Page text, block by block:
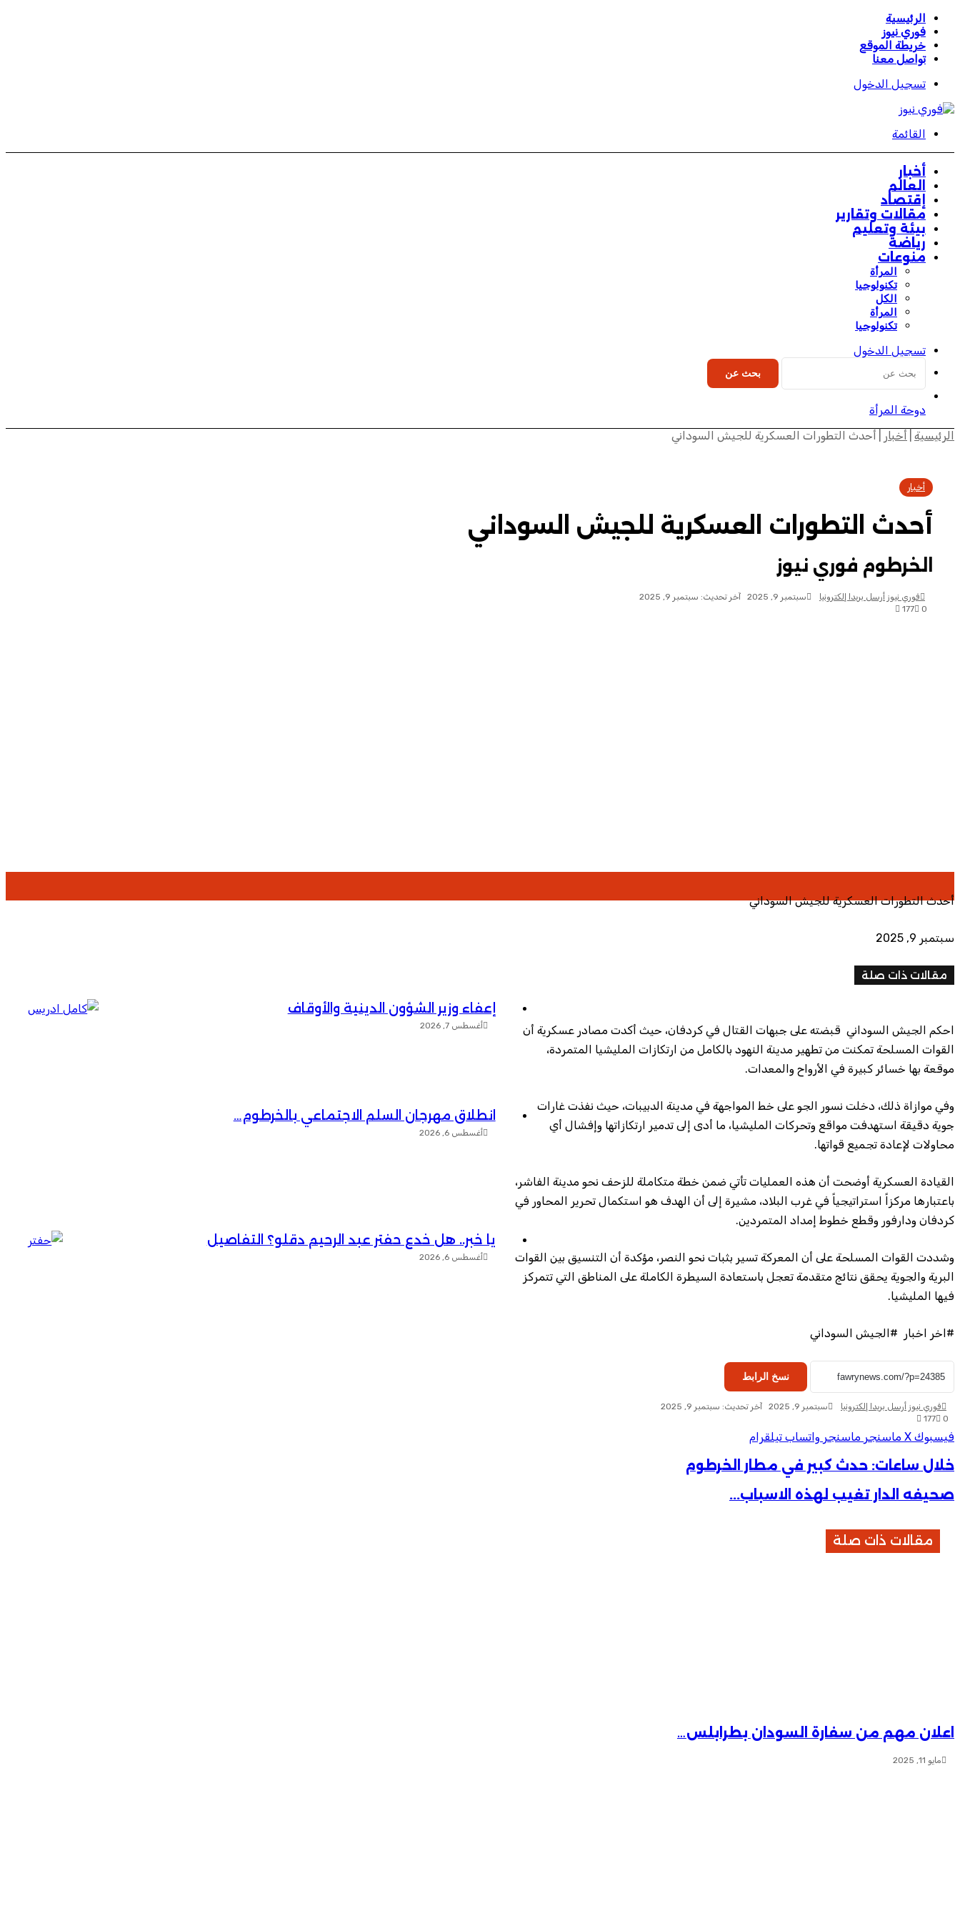
الرئيسية
فوري نيوز
خريطة الموقع
تواصل معنا
تسجيل الدخول
القائمة
أخبار
العالم
إقتصاد
مقالات وتقارير
بيئة وتعليم
رياضة
منوعات
المرأة
تكنولوجيا
الكل
المرأة
تكنولوجيا
تسجيل الدخول
بحث عن
دوحة المرأة
الرئيسية أخبار أحدث التطورات العسكرية للجيش السوداني
أخبار
أحدث التطورات العسكرية للجيش السوداني
الخرطوم فوري نيوز
فوري نيوز أرسل بريدا إلكترونيا سبتمبر 9, 2025
آخر تحديث: سبتمبر 9, 2025
0
177
أحدث التطورات العسكرية للجيش السوداني
سبتمبر 9, 2025
مقالات ذات صلة
إعفاء وزير الشؤون الدينية والأوقاف
أغسطس 7, 2026
انطلاق مهرجان السلم الاجتماعي بالخرطوم…
أغسطس 6, 2026
يا خبر.. هل خدع حفتر عبد الرحيم دقلو؟ التفاصيل
أغسطس 6, 2026
احكم الجيش السوداني قبضته على جبهات القتال في كردفان، حيث أكدت مصادر عسكرية أن
القوات المسلحة تمكنت من تطهير مدينة النهود بالكامل من ارتكازات المليشيا المتمردة،
موقعة بها خسائر كبيرة في الأرواح والمعدات.
وفي موازاة ذلك، دخلت نسور الجو على خط المواجهة في مدينة الدبيبات، حيث نفذت غارات
جوية دقيقة استهدفت مواقع وتحركات المليشيا، ما أدى إلى تدمير ارتكازاتها وإفشال أي
محاولات لإعادة تجميع قواتها.
القيادة العسكرية أوضحت أن هذه العمليات تأتي ضمن خطة متكاملة للزحف نحو مدينة الفاشر،
باعتبارها مركزاً استراتيجياً في غرب البلاد، مشيرة إلى أن الهدف هو استكمال تحرير المحاور في
كردفان ودارفور وقطع خطوط إمداد المتمردين.
وشددت القوات المسلحة على أن المعركة تسير بثبات نحو النصر، مؤكدة أن التنسيق بين القوات
البرية والجوية يحقق نتائج متقدمة تعجل باستعادة السيطرة الكاملة على المناطق التي تتمركز
فيها المليشيا.
#اخر اخبار #الجيش السوداني
نسخ الرابط
فوري نيوز أرسل بريدا إلكترونيا سبتمبر 9, 2025
آخر تحديث: سبتمبر 9, 2025
0
177
فيسبوك ‫X ماسنجر ماسنجر واتساب تيلقرام
خلال ساعات: حدث كبير في مطار الخرطوم
خلال ساعات: حدث كبير في مطار الخرطوم
صحيفه الدار تغيب لهذه الاسباب...
صحيفه الدار تغيب لهذه الاسباب...
مقالات ذات صلة
اعلان مهم من سفارة السودان بطرابلس…
مايو 11, 2025